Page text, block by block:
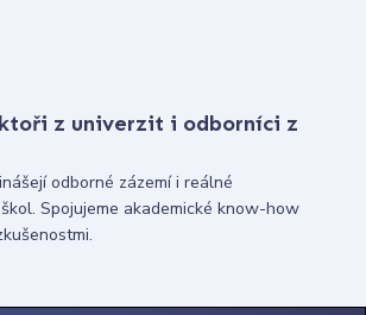
z univerzit i odborníci z
odborné zázemí i reálné
Spojujeme akademické know-how